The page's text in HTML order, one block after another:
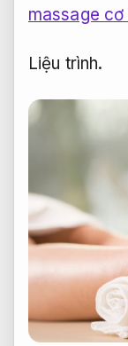
massage cơ
Liệu trình.